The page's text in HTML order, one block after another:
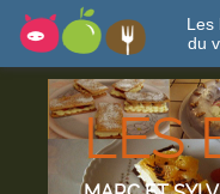
Les
du
LES